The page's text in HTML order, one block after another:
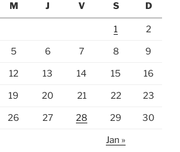
M J V S D
1 2
5 6 7 8 9
12 13 14 15 16
19 20 21 22 23
26 27 28 29 30
Jan »